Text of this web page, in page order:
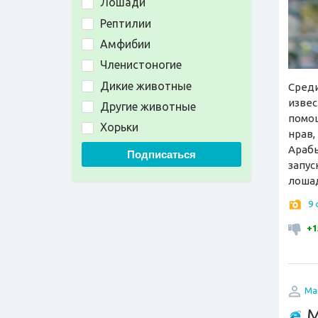
Рептилии
Амфибии
Членистоногие
Дикие животные
Другие животные
Хорьки
Подписаться
9